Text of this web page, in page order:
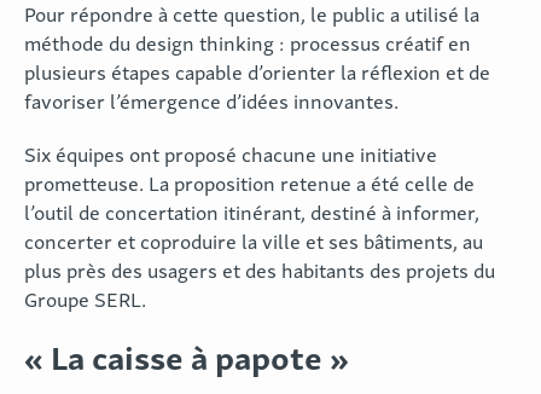
Pour répondre à cette question, le public a utilisé la
méthode du design thinking : processus créatif en
plusieurs étapes capable d’orienter la réflexion et de
favoriser l’émergence d’idées innovantes.
Six équipes ont proposé chacune une initiative
prometteuse. La proposition retenue a été celle de
l’outil de concertation itinérant, destiné à informer,
concerter et coproduire la ville et ses bâtiments, au
plus près des usagers et des habitants des projets du
Groupe SERL.
« La caisse à papote »